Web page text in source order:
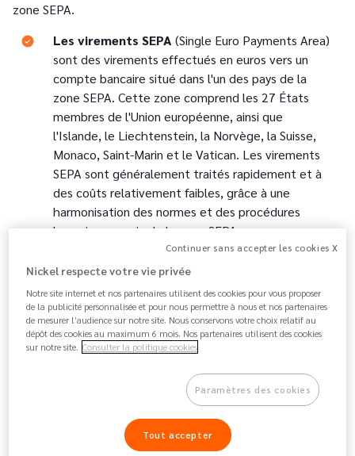
zone SEPA.
Text
Les virements SEPA (Single Euro Payments Area)
sont des virements effectués en euros vers un
compte bancaire situé dans l'un des pays de la
zone SEPA. Cette zone comprend les 27 États
membres de l'Union européenne, ainsi que
l'Islande, le Liechtenstein, la Norvège, la Suisse,
Monaco, Saint-Marin et le Vatican. Les virements
SEPA sont généralement traités rapidement et à
des coûts relativement faibles, grâce à une
harmonisation des normes et des procédures
bancaires au sein de la zone SEPA.
Text Les virements internationaux hors zone SEPA
sont tous les autres virements, c'est-à-dire les
virements effectués vers un pays situé en dehors
de la zone SEPA, ou les virements effectués dans
une autre devise que l'euro, même s'ils sont
virements impliquent des procédures plus
complexes et peuvent entraîner des délais plus
fraisplus élevés, car ils nécessitent
souvent l'intervention de banques intermédiaires
Continuer sans accepter les cookies X
Nickel respecte votre vie privée
Notre site internet et nos partenaires utilisent des cookies pour vous proposer
de la publicité personnalisée et pour nous permettre à nous et nos partenaires
de mesurer l’audience sur notre site. Nous conservons votre choix relatif au
dépôt des cookies au maximum 6 mois. Nos partenaires utilisent des cookies
sur notre site. Consulter la politique cookies
Paramètres des cookies
Tout accepter